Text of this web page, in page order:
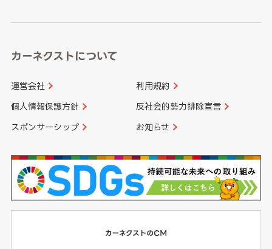
カーネクストについて
運営会社 利用規約
個人情報保護方針 反社会的勢力排除宣言
スポンサーシップ お知らせ